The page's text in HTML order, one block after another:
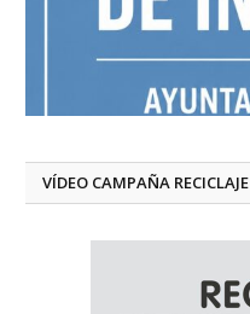
VÍDEO CAMPAÑA RECICLAJE